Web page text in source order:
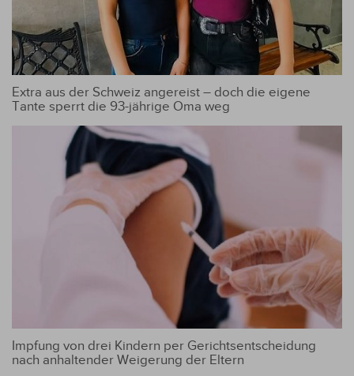
Extra aus der Schweiz angereist – doch die eigene
Tante sperrt die 93-jährige Oma weg
Impfung von drei Kindern per Gerichtsentscheidung
nach anhaltender Weigerung der Eltern